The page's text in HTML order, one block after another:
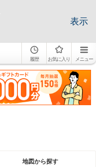
表示
履歴 お気に入り メニュー
地図から探す